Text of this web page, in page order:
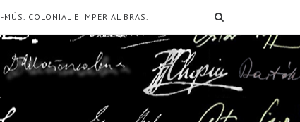
-MÚS. COLONIAL E IMPERIAL BRAS.